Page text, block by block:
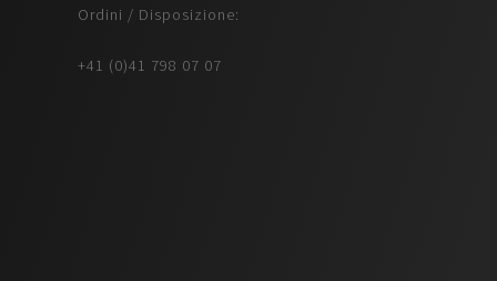
Ordini / Disposizione:
+41 (0)41 798 07 07